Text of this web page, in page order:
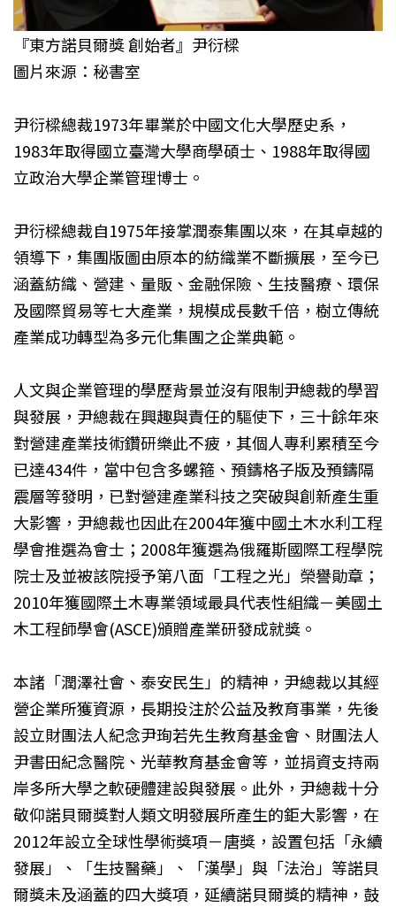
『東方諾貝爾獎 創始者』尹衍樑
圖片來源：秘書室
尹衍樑總裁1973年畢業於中國文化大學歷史系，
1983年取得國立臺灣大學商學碩士、1988年取得國
立政治大學企業管理博士。
尹衍樑總裁自1975年接掌潤泰集團以來，在其卓越的
領導下，集團版圖由原本的紡織業不斷擴展，至今已
涵蓋紡織、營建、量販、金融保險、生技醫療、環保
及國際貿易等七大產業，規模成長數千倍，樹立傳統
產業成功轉型為多元化集團之企業典範。
人文與企業管理的學歷背景並沒有限制尹總裁的學習
與發展，尹總裁在興趣與責任的驅使下，三十餘年來
對營建產業技術鑽研樂此不疲，其個人專利累積至今
已達434件，當中包含多螺箍、預鑄格子版及預鑄隔
震層等發明，已對營建產業科技之突破與創新產生重
大影響，尹總裁也因此在2004年獲中國土木水利工程
學會推選為會士；2008年獲選為俄羅斯國際工程學院
院士及並被該院授予第八面「工程之光」榮譽勛章；
2010年獲國際土木專業領域最具代表性組織－美國土
木工程師學會(ASCE)頒贈產業研發成就獎。
本諸「潤澤社會、泰安民生」的精神，尹總裁以其經
營企業所獲資源，長期投注於公益及教育事業，先後
設立財團法人紀念尹珣若先生教育基金會、財團法人
尹書田紀念醫院、光華教育基金會等，並捐資支持兩
岸多所大學之軟硬體建設與發展。此外，尹總裁十分
敬仰諾貝爾獎對人類文明發展所產生的鉅大影響，在
2012年設立全球性學術獎項－唐獎，設置包括「永續
發展」、「生技醫藥」、「漢學」與「法治」等諾貝
爾獎未及涵蓋的四大獎項，延續諾貝爾獎的精神，鼓